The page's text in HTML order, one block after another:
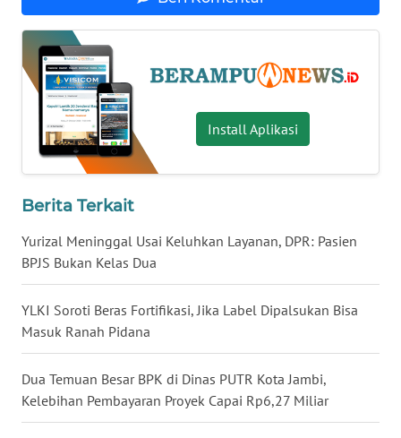
Install Aplikasi
Berita Terkait
Yurizal Meninggal Usai Keluhkan Layanan, DPR: Pasien
BPJS Bukan Kelas Dua
YLKI Soroti Beras Fortifikasi, Jika Label Dipalsukan Bisa
Masuk Ranah Pidana
Dua Temuan Besar BPK di Dinas PUTR Kota Jambi,
Kelebihan Pembayaran Proyek Capai Rp6,27 Miliar
WN
KALTARA
WN
KALSEL
KALTIM
WN
SULSEL
WN
GORONTALO
WN
SULUT